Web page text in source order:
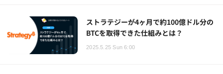
ストラテジーが4ヶ月で約100億ドル分の
BTCを取得できた仕組みとは？
2025.5.25 Sun 6:00